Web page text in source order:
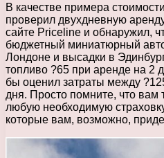
В качестве примера
проверил двухдневную
сайте Priceline и обнаружил,
бюджетный миниатюрный
Лондоне и высадки в
топливо ?65 при аренде на 2
бы оценил затраты между
дня. Просто помните, что вам
любую необходимую
которые вам, возможно,